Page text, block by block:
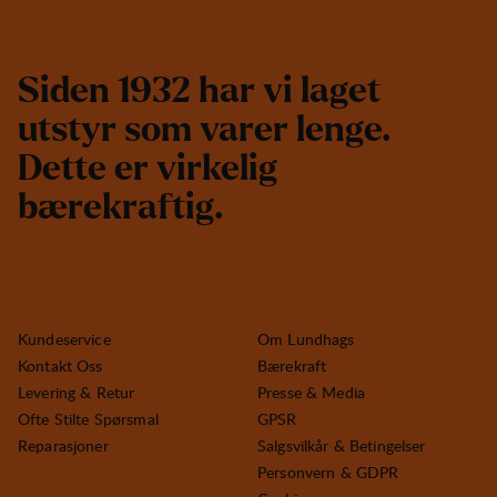
Siden 1932 har vi laget
utstyr som varer lenge.
Dette er virkelig
bærekraftig.
Kundeservice
Kontakt Oss
Levering & Retur
Ofte Stilte Spørsmal
Reparasjoner
Om Lundhags
Bærekraft
Presse & Media
GPSR
Salgsvilkår & Betingelser
Personvern & GDPR